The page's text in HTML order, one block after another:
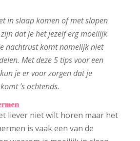
in slaap komen of met slapen
dat je het jezelf erg moeilijk
nachtrust komt namelijk niet
Met deze 5 tips voor een
je er voor zorgen dat je
’s ochtends.
liever niet wilt horen maar het
is vaak een van de